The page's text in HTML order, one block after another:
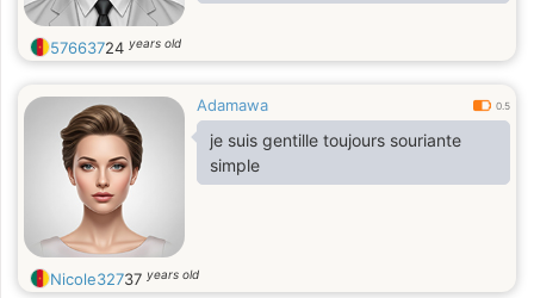
57663724 years old
Adamawa 0.5
je suis gentille toujours souriante
simple
Nicole32737 years old